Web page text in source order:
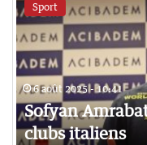
Sport
6 août 2025 - 10:41
Sofyan
clubs italiens